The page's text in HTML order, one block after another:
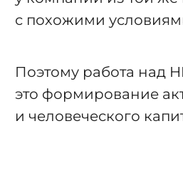
с похожими
Поэтому работа над
это формирование
и человеческого